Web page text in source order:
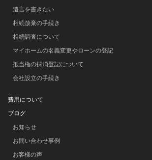
遺言を書きたい
相続放棄の手続き
相続調査について
マイホームの名義変更やローンの登記
抵当権の抹消登記について
会社設立の手続き
費用について
ブログ
お知らせ
お問い合わせ事例
お客様の声